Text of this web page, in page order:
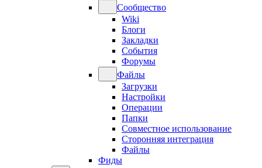
Сообщество
Wiki
Блоги
Закладки
События
Форумы
Файлы
Загрузки
Настройки
Операции
Папки
Совместное использование
Сторонняя интеграция
Файлы
Фиды